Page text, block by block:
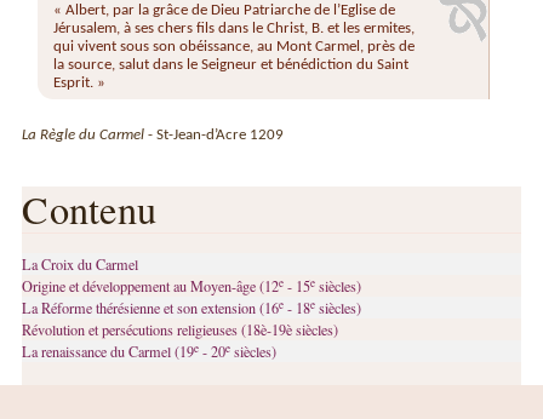
« Albert, par la grâce de Dieu Patriarche de l’Eglise de
Jérusalem, à ses chers fils dans le Christ, B. et les ermites,
qui vivent sous son obéissance, au Mont Carmel, près de
la source, salut dans le Seigneur et bénédiction du Saint
Esprit. »
La Règle du Carmel - St-Jean-d’Acre 1209
Contenu
La Croix du Carmel
Origine et développement au Moyen-âge (12e - 15e siècles)
La Réforme thérésienne et son extension (16e - 18e siècles)
Révolution et persécutions religieuses (18è-19è siècles)
La renaissance du Carmel (19e - 20e siècles)